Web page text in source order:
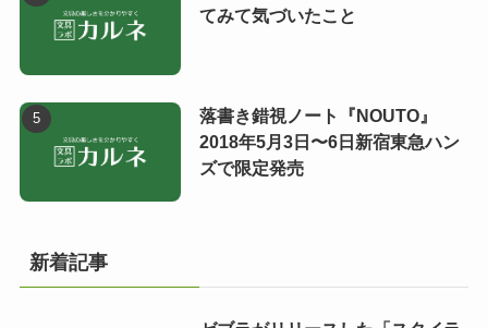
てみて気づいたこと
落書き錯視ノート『NOUTO』
2018年5月3日〜6日新宿東急ハン
ズで限定発売
新着記事